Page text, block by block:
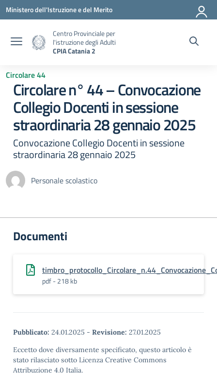
Vai ai contenuti
Vai al menu di navigazione
Vai al footer
Ministero dell'Istruzione e del Merito
Centro Provinciale per
l'istruzione degli Adulti
CPIA Catania 2
Circolare 44
Circolare n° 44 – Convocazione
Collegio Docenti in sessione
straordinaria 28 gennaio 2025
Convocazione Collegio Docenti in sessione
straordinaria 28 gennaio 2025
Personale scolastico
Documenti
pdf - 218 kb
Pubblicato: 24.01.2025 - Revisione: 27.01.2025
Eccetto dove diversamente specificato, questo articolo è
stato rilasciato sotto Licenza Creative Commons
Attribuzione 4.0 Italia.